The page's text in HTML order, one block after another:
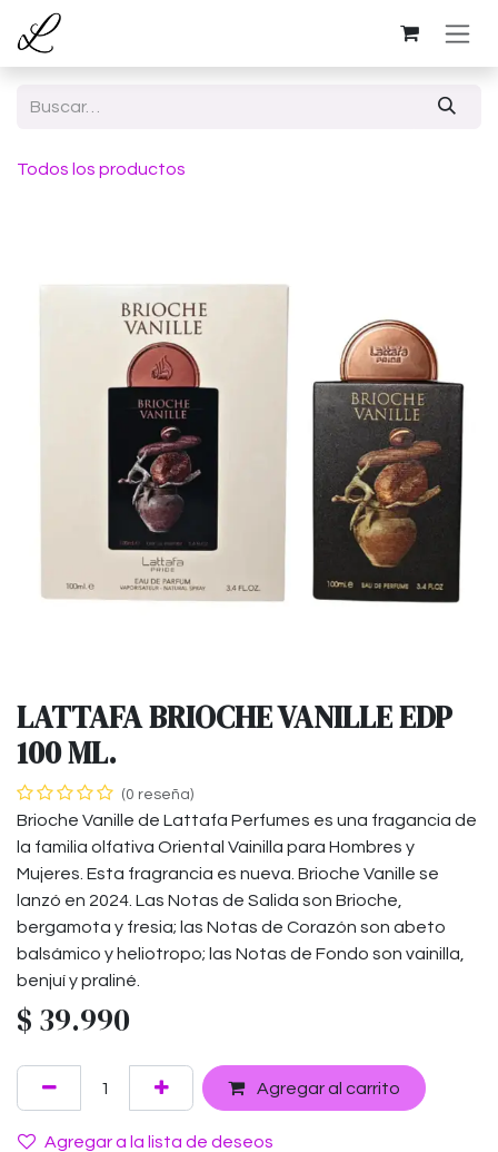
Ir al contenido
Todos los productos
LATTAFA BRIOCHE VANILLE EDP
100 ML.
(0 reseña)
Brioche Vanille de Lattafa Perfumes es una fragancia de
la familia olfativa Oriental Vainilla para Hombres y
Mujeres. Esta fragrancia es nueva. Brioche Vanille se
lanzó en 2024. Las Notas de Salida son Brioche,
bergamota y fresia; las Notas de Corazón son abeto
balsámico y heliotropo; las Notas de Fondo son vainilla,
benjuí y praliné.
$ 39.990
Agregar al carrito
Agregar a la lista de deseos